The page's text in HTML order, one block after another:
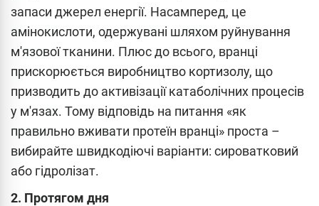
запаси джерел енергії. Насамперед, це
амінокислоти, одержувані шляхом руйнування
м'язової тканини. Плюс до всього, вранці
прискорюється виробництво кортизолу, що
призводить до активізації катаболічних процесів
у м'язах. Тому відповідь на питання «як
правильно вживати протеїн вранці» проста –
вибирайте швидкодіючі варіанти: сироватковий
або гідролізат.
2. Протягом дня